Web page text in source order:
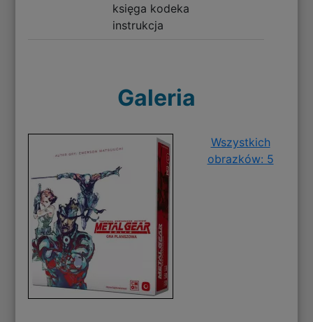
księga kodeka
instrukcja
Galeria
Wszystkich
obrazków: 5